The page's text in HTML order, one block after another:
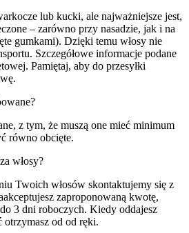
lub kucki, ale najważniejsze jest,
– zarówno przy nasadzie, jak i na
gumkami). Dzięki temu włosy nie
Szczegółowe informacje podane
Pamiętaj, aby do przesyłki
z tym, że muszą one mieć minimum
równo obcięte.
włosy?
Twoich włosów skontaktujemy się z
zaproponowaną kwotę,
3 dni roboczych. Kiedy oddajesz
otrzymasz od od ręki.